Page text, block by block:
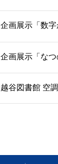
企画展示「数
企画展示「な
越谷図書館 空